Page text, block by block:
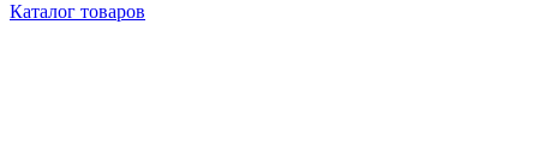
Каталог товаров